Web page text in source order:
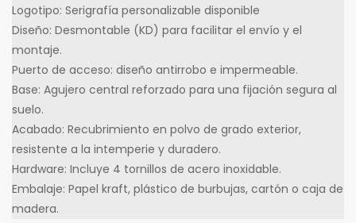
Logotipo: Serigrafía personalizable disponible
Diseño: Desmontable (KD) para facilitar el envío y el
montaje.
Puerto de acceso: diseño antirrobo e impermeable.
Base: Agujero central reforzado para una fijación segura al
suelo.
Acabado: Recubrimiento en polvo de grado exterior,
resistente a la intemperie y duradero.
Hardware: Incluye 4 tornillos de acero inoxidable.
Embalaje: Papel kraft, plástico de burbujas, cartón o caja de
madera.